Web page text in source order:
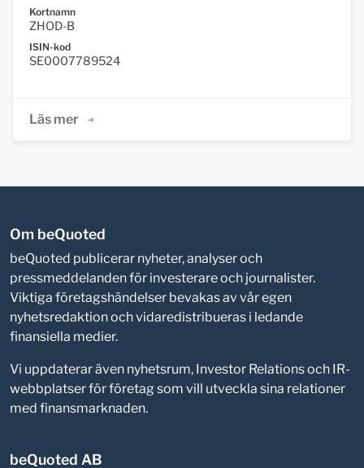
Kortnamn
ZHOD-B
ISIN-kod
SE0007789524
Läs mer
Om beQuoted
beQuoted publicerar nyheter, analyser och
pressmeddelanden för investerare och journalister.
Viktiga företagshändelser bevakas av vår egen
nyhetsredaktion och vidaredistribueras i ledande
finansiella medier.
Vi uppdaterar även nyhetsrum, Investor Relations och IR-
webbplatser för företag som vill utveckla sina relationer
med finansmarknaden.
beQuoted AB